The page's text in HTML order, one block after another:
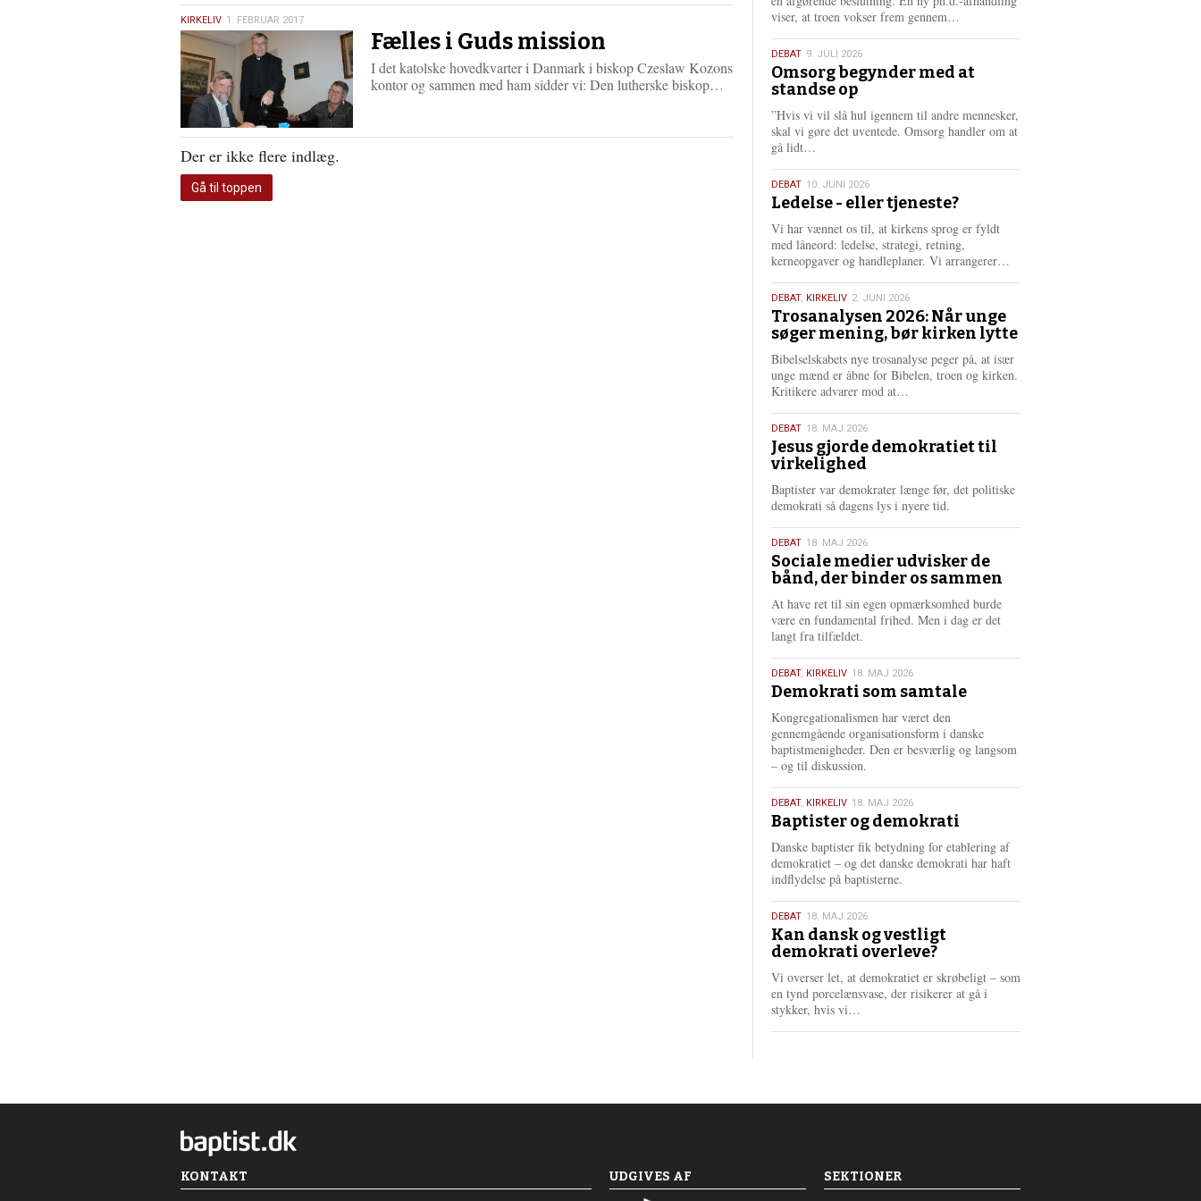
1.
februar
2017
KIRKELIV 1. FEBRUAR 2017
Fælles i Guds mission
I det katolske hovedkvarter i Danmark i biskop Czeslaw Kozons
kontor og sammen med ham sidder vi: Den lutherske biskop…
m
Der er ikke flere indlæg.
Gå til toppen
viser, at troen vokser frem gennem…
e
e
9.
juli
2026
DEBAT 9. JULI 2026
Omsorg begynder med at
standse op
”Hvis vi vil slå hul igennem til andre mennesker,
skal vi gøre det uventede. Omsorg handler om at
gå lidt…
s
e
r
e
10.
juni
2026
DEBAT 10. JUNI 2026
Ledelse - eller tjeneste?
Vi har vænnet os til, at kirkens sprog er fyldt
med låneord: ledelse, strategi, retning,
kerneopgaver og handleplaner. Vi arrangerer…
r
e
2.
juni
2026
DEBAT, KIRKELIV 2. JUNI 2026
Trosanalysen 2026: Når unge
søger mening, bør kirken lytte
Bibelselskabets nye trosanalyse peger på, at især
unge mænd er åbne for Bibelen, troen og kirken.
Kritikere advarer mod at…
e
e
18.
maj
2026
DEBAT 18. MAJ 2026
Jesus gjorde demokratiet til
virkelighed
Baptister var demokrater længe før, det politiske
demokrati så dagens lys i nyere tid.
18.
maj
2026
DEBAT 18. MAJ 2026
Sociale medier udvisker de
bånd, der binder os sammen
At have ret til sin egen opmærksomhed burde
være en fundamental frihed. Men i dag er det
langt fra tilfældet.
18.
maj
2026
DEBAT, KIRKELIV 18. MAJ 2026
Demokrati som samtale
Kongregationalismen har været den
gennemgående organisationsform i danske
baptistmenigheder. Den er besværlig og langsom
– og til diskussion.
18.
maj
2026
DEBAT, KIRKELIV 18. MAJ 2026
Baptister og demokrati
Danske baptister fik betydning for etablering af
demokratiet – og det danske demokrati har haft
indflydelse på baptisterne.
18.
maj
2026
DEBAT 18. MAJ 2026
Kan dansk og vestligt
demokrati overleve?
Vi overser let, at demokratiet er skrøbeligt – som
en tynd porcelænsvase, der risikerer at gå i
stykker, hvis vi…
e
KONTAKT UDGIVES AF SEKTIONER